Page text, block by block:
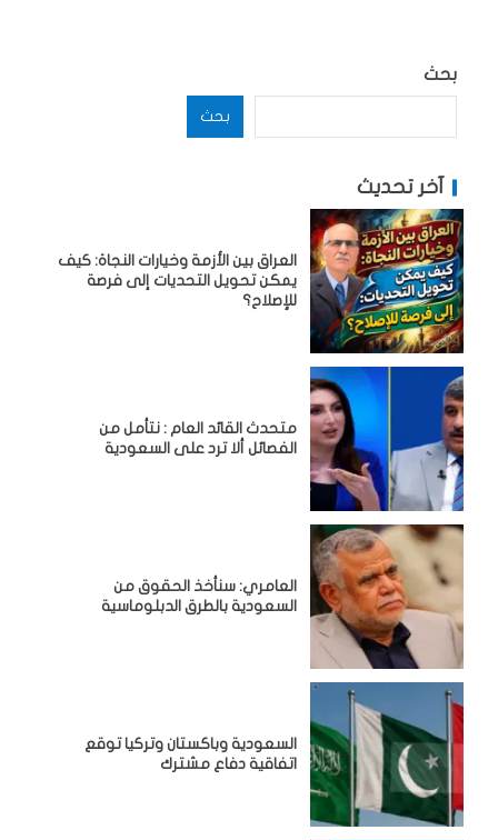
بحث
بحث
آخر تحديث
العراق بين الأزمة وخيارات النجاة: كيف
يمكن تحويل التحديات إلى فرصة
للإصلاح؟
متحدث القائد العام : نتأمل من
الفصائل ألا ترد على السعودية
العامري: سنأخذ الحقوق من
السعودية بالطرق الدبلوماسية
السعودية وباكستان وتركيا توقع
اتفاقية دفاع مشترك